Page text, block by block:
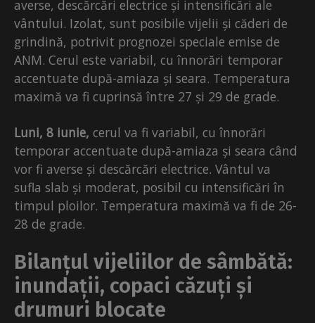
averse, descărcări electrice și intensificări ale
vântului. Izolat, sunt posibile vijelii și căderi de
grindină, potrivit prognozei speciale emise de
ANM. Cerul este variabil, cu înnorări temporar
accentuate după-amiaza și seara. Temperatura
maximă va fi cuprinsă între 27 și 29 de grade.
Luni, 8 iunie, cerul va fi variabil, cu înnorări
temporar accentuate după-amiaza și seara când
vor fi averse și descărcări electrice. Vântul va
sufla slab și moderat, posibil cu intensificări în
timpul ploilor. Temperatura maximă va fi de 26-
28 de grade.
Bilanțul vijeliilor de sâmbătă:
inundații, copaci căzuți și
drumuri blocate